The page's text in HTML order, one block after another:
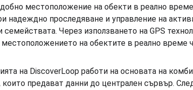
местоположение на обекти в реално
надеждно проследяване и управление на
семействата. Через използването на GPS
на обектите в реално време
на DiscoverLoop работи на основата на
предават данни до централен сървър.